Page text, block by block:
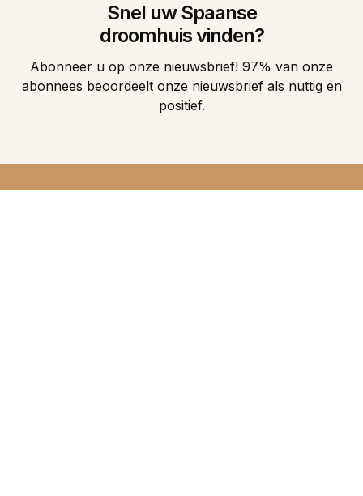
Snel uw Spaanse
droomhuis vinden?
Abonneer u op onze nieuwsbrief! 97% van onze
abonnees beoordeelt onze nieuwsbrief als nuttig en
positief.